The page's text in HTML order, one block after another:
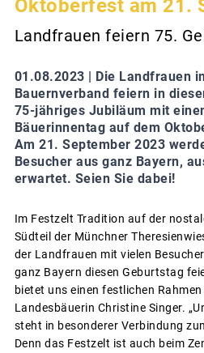
Oktoberfest am 21.
Landfrauen feiern 75.
01.08.2023 | Die Landfrauen
Bauernverband feiern in
75-jähriges Jubiläum mit
Bäuerinnentag auf dem
Am 21. September 2023
Besucher aus ganz Bayern,
erwartet. Seien Sie dabei!
Im Festzelt Tradition auf der
Südteil der Münchner
der Landfrauen mit vielen
ganz Bayern diesen Geburtstag
bietet uns einen festlichen
Landesbäuerin Christine Singer.
steht in besonderer Verbindung
Denn das Festzelt ist auch beim